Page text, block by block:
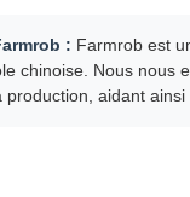
: Farmrob est
chinoise. Nous nous
production, aidant